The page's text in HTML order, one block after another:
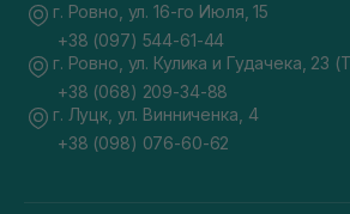
г. Ровно, ул. 16-го Июля, 15
+38 (097) 544-61-44
г. Ровно, ул. Кулика и Гудачека, 23
+38 (068) 209-34-88
г. Луцк, ул. Винниченка, 4
+38 (098) 076-60-62